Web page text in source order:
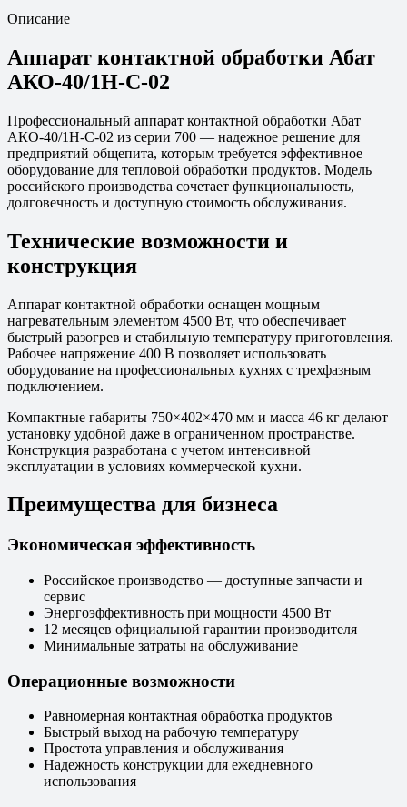
Описание
Аппарат контактной обработки Абат
АКО-40/1Н-С-02
Профессиональный аппарат контактной обработки Абат
АКО-40/1Н-С-02 из серии 700 — надежное решение для
предприятий общепита, которым требуется эффективное
оборудование для тепловой обработки продуктов. Модель
российского производства сочетает функциональность,
долговечность и доступную стоимость обслуживания.
Технические возможности и
конструкция
Аппарат контактной обработки оснащен мощным
нагревательным элементом 4500 Вт, что обеспечивает
быстрый разогрев и стабильную температуру приготовления.
Рабочее напряжение 400 В позволяет использовать
оборудование на профессиональных кухнях с трехфазным
подключением.
Компактные габариты 750×402×470 мм и масса 46 кг делают
установку удобной даже в ограниченном пространстве.
Конструкция разработана с учетом интенсивной
эксплуатации в условиях коммерческой кухни.
Преимущества для бизнеса
Экономическая эффективность
Российское производство — доступные запчасти и
сервис
Энергоэффективность при мощности 4500 Вт
12 месяцев официальной гарантии производителя
Минимальные затраты на обслуживание
Операционные возможности
Равномерная контактная обработка продуктов
Быстрый выход на рабочую температуру
Простота управления и обслуживания
Надежность конструкции для ежедневного
использования